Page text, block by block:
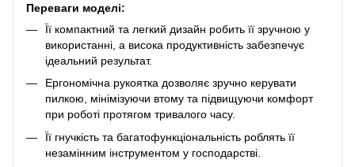
Переваги моделі:
Її компактний та легкий дизайн робить її зручною у
використанні, а висока продуктивність забезпечує
ідеальний результат.
Ергономічна рукоятка дозволяє зручно керувати
пилкою, мінімізуючи втому та підвищуючи комфорт
при роботі протягом тривалого часу.
Її гнучкість та багатофункціональність роблять її
незамінним інструментом у господарстві.